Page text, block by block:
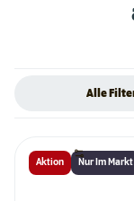
Alle
Aktion Nur Im Markt